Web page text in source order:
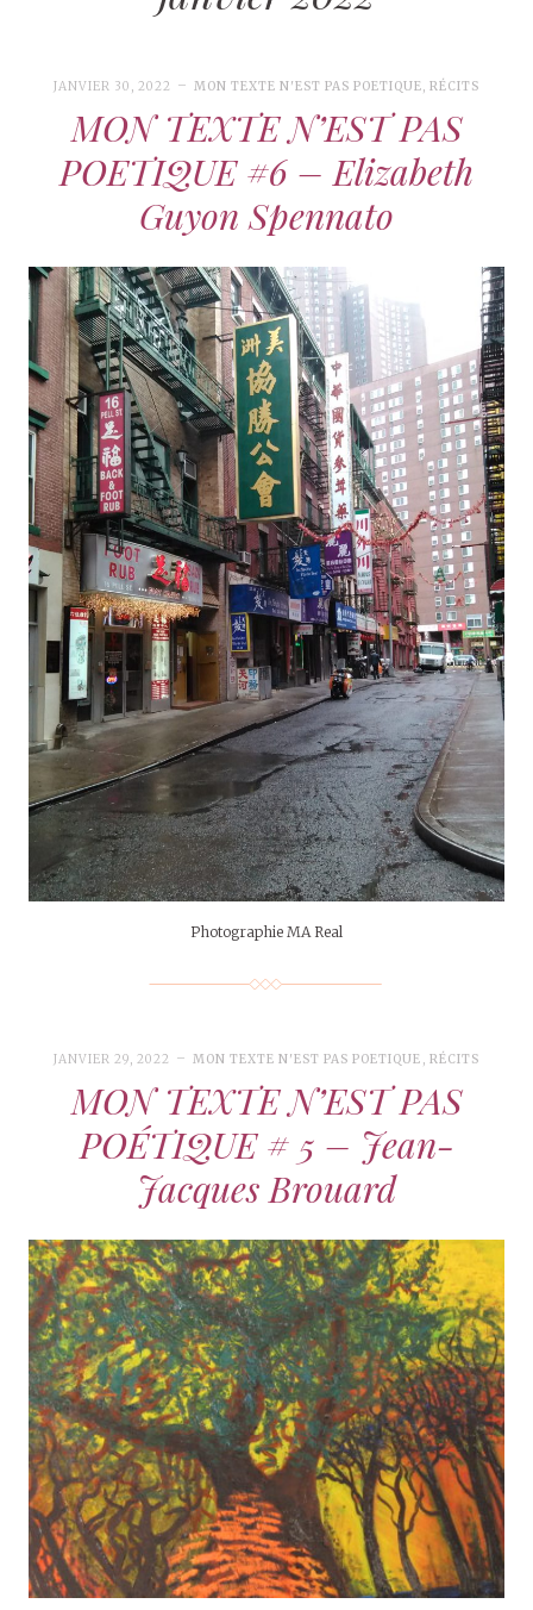
JANVIER 30, 2022 MON TEXTE N'EST PAS POETIQUE,RÉCITS
MON TEXTE N’EST PAS
POETIQUE #6 – Elizabeth
Guyon Spennato
Photographie MA Real
JANVIER 29, 2022 MON TEXTE N'EST PAS POETIQUE , RÉCITS
MON TEXTE N’EST PAS
POÉTIQUE # 5 – Jean-
Jacques Brouard